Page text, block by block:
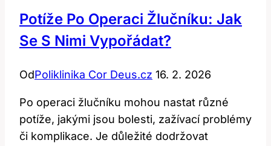
Potíže Po Operaci Žlučníku: Jak
Se S Nimi Vypořádat?
OdPoliklinika Cor Deus.cz 16. 2. 2026
Po operaci žlučníku mohou nastat různé
potíže, jakými jsou bolesti, zažívací problémy
či komplikace. Je důležité dodržovat